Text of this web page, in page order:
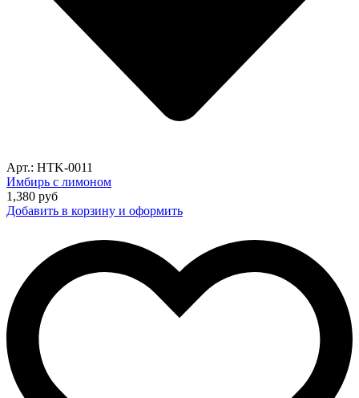
Арт.: HTK-0011
Имбирь с лимоном
1,380 руб
Добавить в корзину и оформить